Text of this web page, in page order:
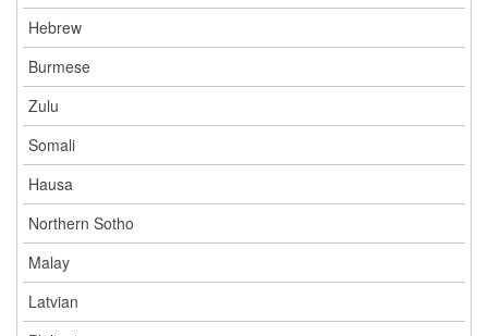
Hebrew
Burmese
Zulu
Somali
Hausa
Northern Sotho
Malay
Latvian